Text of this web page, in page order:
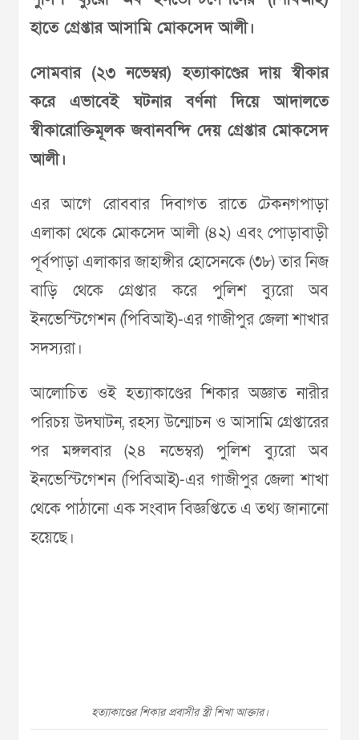
হাতে গ্রেপ্তার আসামি মোকসেদ আলী।
সোমবার (২৩ নভেম্বর) হত্যাকাণ্ডের দায় স্বীকার
করে এভাবেই ঘটনার বর্ণনা দিয়ে আদালতে
স্বীকারোক্তিমূলক জবানবন্দি দেয় গ্রেপ্তার মোকসেদ
আলী।
এর আগে রোববার দিবাগত রাতে টেকনগপাড়া
এলাকা থেকে মোকসেদ আলী (৪২) এবং পোড়াবাড়ী
পূর্বপাড়া এলাকার জাহাঙ্গীর হোসেনকে (৩৮) তার নিজ
বাড়ি থেকে গ্রেপ্তার করে পুলিশ ব্যুরো অব
ইনভেস্টিগেশন (পিবিআই)-এর গাজীপুর জেলা শাখার
সদস্যরা।
আলোচিত ওই হত্যাকাণ্ডের শিকার অজ্ঞাত নারীর
পরিচয় উদঘাটন, রহস্য উন্মোচন ও আসামি গ্রেপ্তারের
পর মঙ্গলবার (২৪ নভেম্বর) পুলিশ ব্যুরো অব
ইনভেস্টিগেশন (পিবিআই)-এর গাজীপুর জেলা শাখা
থেকে পাঠানো এক সংবাদ বিজ্ঞপ্তিতে এ তথ্য জানানো
হয়েছে।
হত্যাকাণ্ডের শিকার প্রবাসীর স্ত্রী শিখা আক্তার।